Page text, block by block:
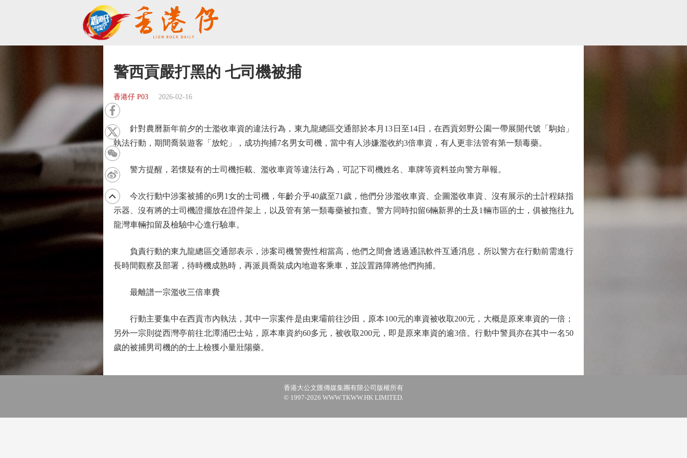
警西貢嚴打黑的 七司機被捕
香港仔 P03 2026-02-16
針對農曆新年前夕的士濫收車資的違法行為，東九龍總區交通部於本月13日至14日，在西貢郊野公園一帶展開代號「駒始」
執法行動，期間喬裝遊客「放蛇」，成功拘捕7名男女司機，當中有人涉嫌濫收約3倍車資，有人更非法管有第一類毒藥。
警方提醒，若懷疑有的士司機拒載、濫收車資等違法行為，可記下司機姓名、車牌等資料並向警方舉報。
今次行動中涉案被捕的6男1女的士司機，年齡介乎40歲至71歲，他們分涉濫收車資、企圖濫收車資、沒有展示的士計程錶指
示器、沒有將的士司機證擺放在證件架上，以及管有第一類毒藥被扣查。警方同時扣留6輛新界的士及1輛市區的士，俱被拖往九
龍灣車輛扣留及檢驗中心進行驗車。
負責行動的東九龍總區交通部表示，涉案司機警覺性相當高，他們之間會透過通訊軟件互通消息，所以警方在行動前需進行
長時間觀察及部署，待時機成熟時，再派員喬裝成內地遊客乘車，並設置路障將他們拘捕。
最離譜一宗濫收三倍車費
行動主要集中在西貢市內執法，其中一宗案件是由東壩前往沙田，原本100元的車資被收取200元，大概是原來車資的一倍；
另外一宗則從西灣亭前往北潭涌巴士站，原本車資約60多元，被收取200元，即是原來車資的逾3倍。行動中警員亦在其中一名50
歲的被捕男司機的的士上檢獲小量壯陽藥。
香港大公文匯傳媒集團有限公司版權所有
© 1997-2026 WWW.TKWW.HK LIMITED.